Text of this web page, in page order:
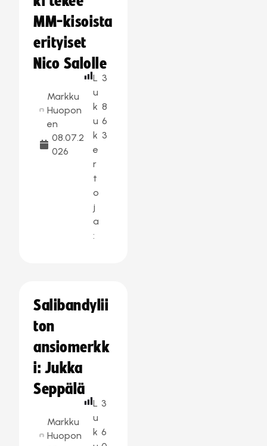
MM-kisoista
erityiset
Nico Salolle
Markku
Huopon
en
08.07.2
026
L
u
k
u
k
e
r
t
o
j
a
:
3
8
6
3
Salibandylii
ton
ansiomerkk
i: Jukka
Seppälä
Markku
Huopon
L
u
k
3
6